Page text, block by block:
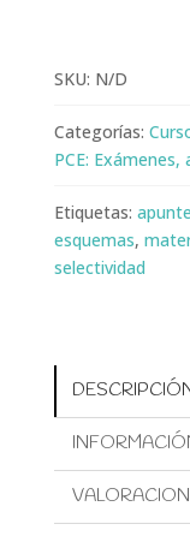
SKU: N/D
Categorías:
PCE:
Etiquetas:
esquemas,
selectividad